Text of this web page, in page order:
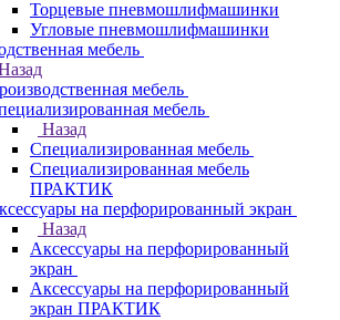
Торцевые пневмошлифмашинки
Угловые пневмошлифмашинки
мебель
мебель
мебель
Назад
Cпециализированная мебель
Специализированная мебель
ПРАКТИК
на перфорированный экран
Назад
Аксессуары на перфорированный
экран
Аксессуары на перфорированный
экран ПРАКТИК